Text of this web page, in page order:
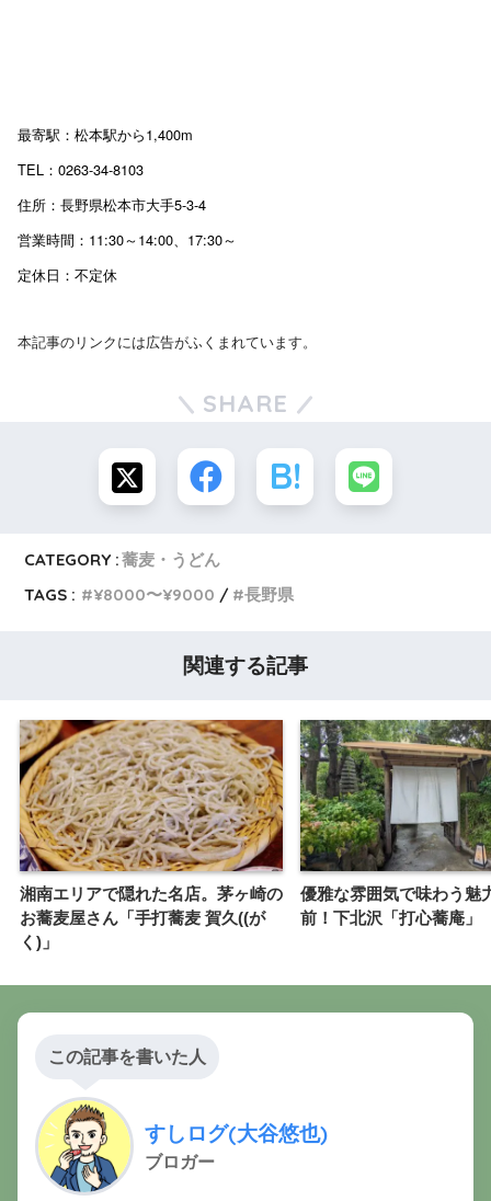
最寄駅：松本駅から1,400m
TEL：0263-34-8103
住所：長野県松本市大手5-3-4
営業時間：11:30～14:00、17:30～
定休日：不定休
本記事のリンクには広告がふくまれています。
SHARE
CATEGORY :蕎麦・うどん
TAGS :
¥8000〜¥9000 長野県
関連する記事
湘南エリアで隠れた名店。茅ヶ崎の
お蕎麦屋さん「手打蕎麦 賀久((が
く)」
優雅な雰囲気で味わう魅
前！下北沢「打心蕎庵」
この記事を書いた人
すしログ(大谷悠也)
ブロガー